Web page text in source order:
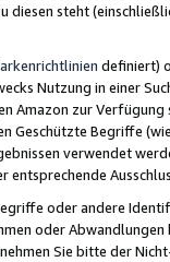
diesen steht
definiert)
Nutzung in einer
Amazon zur
Geschützte Begriffe
verwendet
entsprechende
oder andere
oder
Sie bitte der